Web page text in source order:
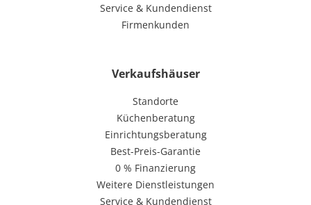
Service & Kundendienst
Firmenkunden
Verkaufshäuser
Standorte
Küchenberatung
Einrichtungsberatung
Best-Preis-Garantie
0 % Finanzierung
Weitere Dienstleistungen
Service & Kundendienst